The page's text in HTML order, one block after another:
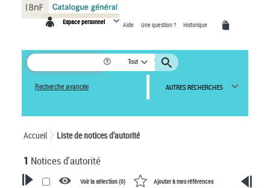
Espace personnel Aide Une question ? Historique
Tout
Recherche avancée AUTRES RECHERCHES
Accueil Liste de notices d’autorité
1 Notices d'autorité
Voir la sélection (0) Ajouter à mes références
Panneau de gestion des cookies